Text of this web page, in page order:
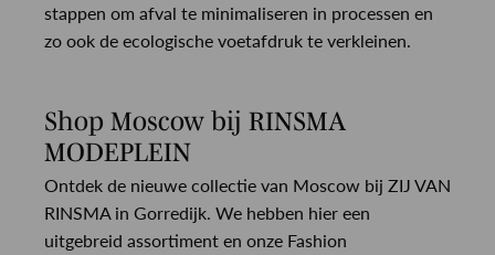
stappen om afval te minimaliseren in processen en
zo ook de ecologische voetafdruk te verkleinen.
Shop Moscow bij RINSMA
MODEPLEIN
Ontdek de nieuwe collectie van Moscow bij ZIJ VAN
RINSMA in Gorredijk. We hebben hier een
uitgebreid assortiment en onze Fashion